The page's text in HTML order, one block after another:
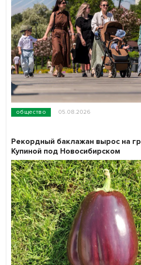
общество 05.08.2026
Рекордный баклажан вырос на
Купиной под Новосибирском